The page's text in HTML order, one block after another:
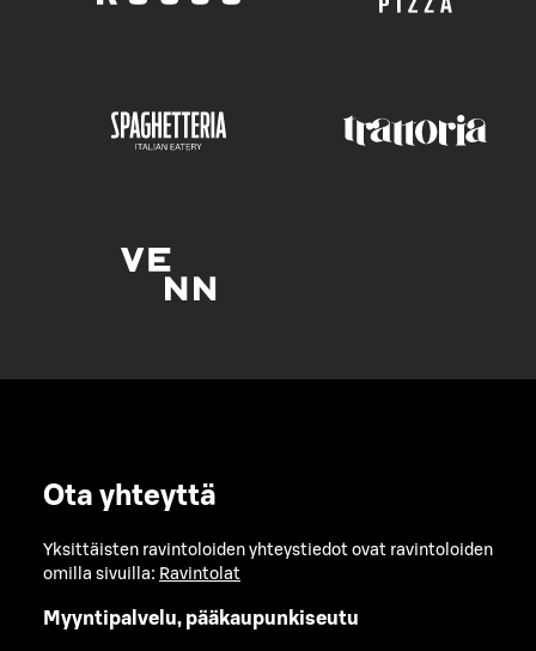
Ota yhteyttä
Yksittäisten ravintoloiden yhteystiedot ovat ravintoloiden
omilla sivuilla: Ravintolat
Myyntipalvelu, pääkaupunkiseutu